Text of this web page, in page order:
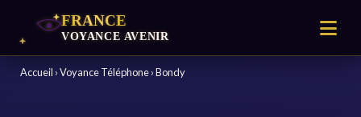
Accueil ›Voyance Téléphone›Bondy